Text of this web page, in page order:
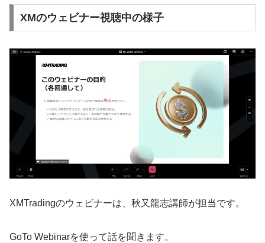
XMのウェビナー視聴中の様子
XMTradingのウェビナーは、秋又龍志講師が担当です。
GoTo Webinarを使って話を聞きます。